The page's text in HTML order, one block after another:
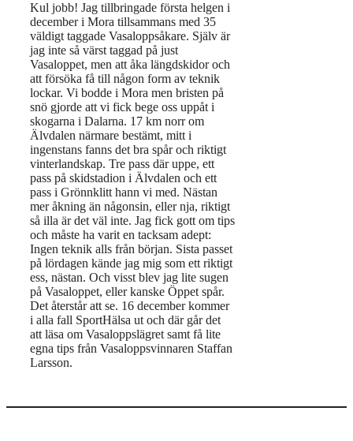
Kul jobb! Jag tillbringade första helgen i
december i Mora tillsammans med 35
väldigt taggade Vasaloppsåkare. Själv är
jag inte så värst taggad på just
Vasaloppet, men att åka längdskidor och
att försöka få till någon form av teknik
lockar. Vi bodde i Mora men bristen på
snö gjorde att vi fick bege oss uppåt i
skogarna i Dalarna. 17 km norr om
Älvdalen närmare bestämt, mitt i
ingenstans fanns det bra spår och riktigt
vinterlandskap. Tre pass där uppe, ett
pass på skidstadion i Älvdalen och ett
pass i Grönnklitt hann vi med. Nästan
mer åkning än någonsin, eller nja, riktigt
så illa är det väl inte. Jag fick gott om tips
och måste ha varit en tacksam adept:
Ingen teknik alls från början. Sista passet
på lördagen kände jag mig som ett riktigt
ess, nästan. Och visst blev jag lite sugen
på Vasaloppet, eller kanske Öppet spår.
Det återstår att se. 16 december kommer
i alla fall SportHälsa ut och där går det
att läsa om Vasaloppslägret samt få lite
egna tips från Vasaloppsvinnaren Staffan
Larsson.